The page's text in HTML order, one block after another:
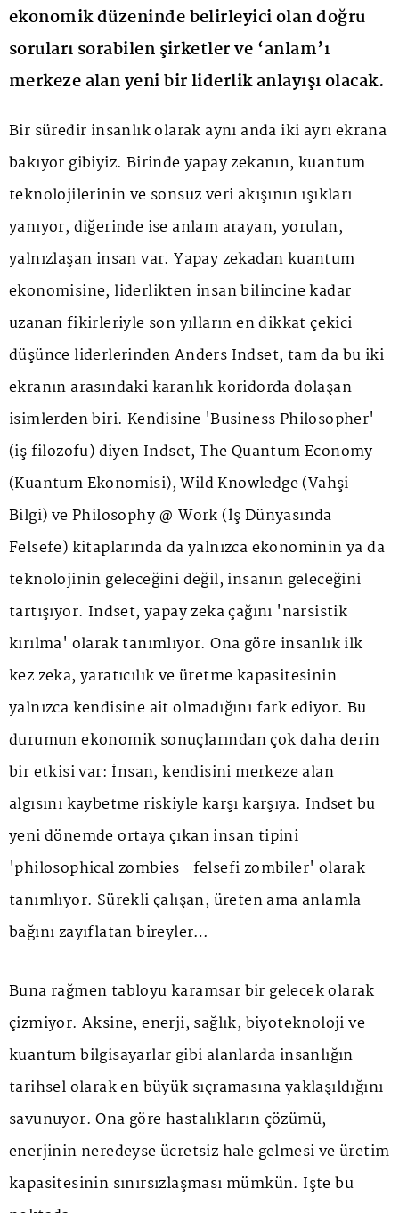
ekonomik düzeninde belirleyici olan doğru
soruları sorabilen şirketler ve ‘anlam’ı
merkeze alan yeni bir liderlik anlayışı olacak.
Bir süredir insanlık olarak aynı anda iki ayrı ekrana
bakıyor gibiyiz. Birinde yapay zekanın, kuantum
teknolojilerinin ve sonsuz veri akışının ışıkları
yanıyor, diğerinde ise anlam arayan, yorulan,
yalnızlaşan insan var. Yapay zekadan kuantum
ekonomisine, liderlikten insan bilincine kadar
uzanan fikirleriyle son yılların en dikkat çekici
düşünce liderlerinden Anders Indset, tam da bu iki
ekranın arasındaki karanlık koridorda dolaşan
isimlerden biri. Kendisine 'Business Philosopher'
(iş filozofu) diyen Indset, The Quantum Economy
(Kuantum Ekonomisi), Wild Knowledge (Vahşi
Bilgi) ve Philosophy @ Work (İş Dünyasında
Felsefe) kitaplarında da yalnızca ekonominin ya da
teknolojinin geleceğini değil, insanın geleceğini
tartışıyor. Indset, yapay zeka çağını 'narsistik
kırılma' olarak tanımlıyor. Ona göre insanlık ilk
kez zeka, yaratıcılık ve üretme kapasitesinin
yalnızca kendisine ait olmadığını fark ediyor. Bu
durumun ekonomik sonuçlarından çok daha derin
bir etkisi var: İnsan, kendisini merkeze alan
algısını kaybetme riskiyle karşı karşıya. Indset bu
yeni dönemde ortaya çıkan insan tipini
'philosophical zombies- felsefi zombiler' olarak
tanımlıyor. Sürekli çalışan, üreten ama anlamla
bağını zayıflatan bireyler…
Buna rağmen tabloyu karamsar bir gelecek olarak
çizmiyor. Aksine, enerji, sağlık, biyoteknoloji ve
kuantum bilgisayarlar gibi alanlarda insanlığın
tarihsel olarak en büyük sıçramasına yaklaşıldığını
savunuyor. Ona göre hastalıkların çözümü,
enerjinin neredeyse ücretsiz hale gelmesi ve üretim
kapasitesinin sınırsızlaşması mümkün. İşte bu